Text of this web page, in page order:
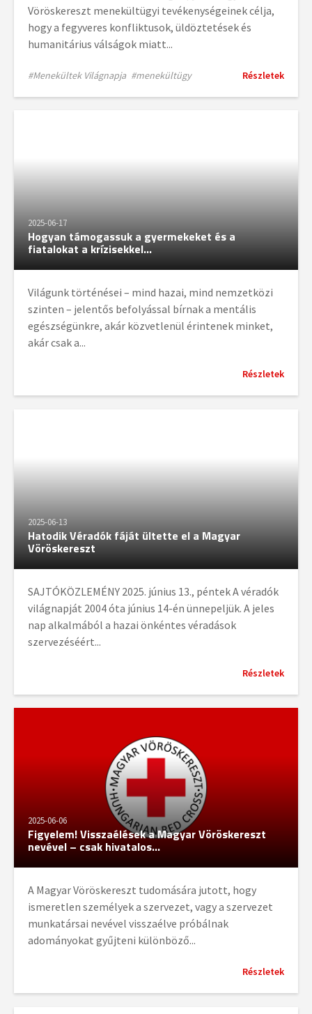
Vöröskereszt menekültügyi tevékenységeinek célja,
hogy a fegyveres konfliktusok, üldöztetések és
humanitárius válságok miatt...
#Menekültek Világnapja #menekültügy Részletek
2025-06-17
Hogyan támogassuk a gyermekeket és a
fiatalokat a krízisekkel...
Világunk történései – mind hazai, mind nemzetközi
szinten – jelentős befolyással bírnak a mentális
egészségünkre, akár közvetlenül érintenek minket,
akár csak a...
Részletek
2025-06-13
Hatodik Véradók fáját ültette el a Magyar
Vöröskereszt
SAJTÓKÖZLEMÉNY 2025. június 13., péntek A véradók
világnapját 2004 óta június 14-én ünnepeljük. A jeles
nap alkalmából a hazai önkéntes véradások
szervezéséért...
Részletek
2025-06-06
Figyelem! Visszaélések a Magyar Vöröskereszt
nevével – csak hivatalos...
A Magyar Vöröskereszt tudomására jutott, hogy
ismeretlen személyek a szervezet, vagy a szervezet
munkatársai nevével visszaélve próbálnak
adományokat gyűjteni különböző...
Részletek